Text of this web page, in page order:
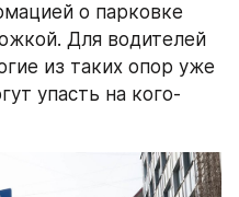
о парковке
Для водителей
из таких опор уже
упасть на кого-